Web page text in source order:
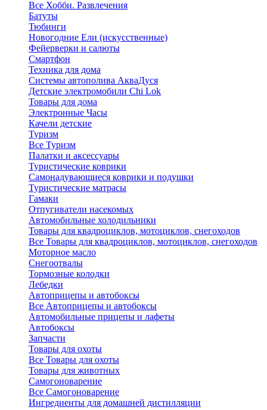
Все Хобби. Развлечения
Батуты
Тюбинги
Новогодние Ели (искусственные)
Фейерверки и салюты
Смартфон
Техника для дома
Системы автополива АкваДуся
Детские электромобили Chi Lok
Товары для дома
Электронные Часы
Качели детские
Туризм
Все Туризм
Палатки и аксессуары
Туристические коврики
Самонадувающиеся коврики и подушки
Туристические матрасы
Гамаки
Отпугиватели насекомых
Автомобильные холодильники
Товары для квадроциклов, мотоциклов, снегоходов
Все Товары для квадроциклов, мотоциклов, снегоходов
Моторное масло
Снегоотвалы
Тормозные колодки
Лебедки
Автоприцепы и автобоксы
Все Автоприцепы и автобоксы
Автомобильные прицепы и лафеты
Автобоксы
Запчасти
Товары для охоты
Все Товары для охоты
Товары для животных
Самогоноварение
Все Самогоноварение
Ингредиенты для домашней дистилляции